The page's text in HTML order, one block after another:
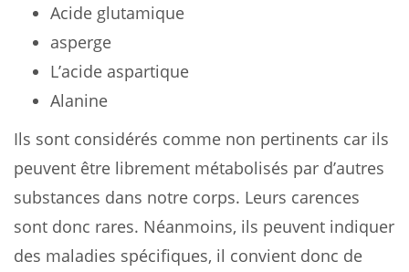
Acide glutamique
asperge
L’acide aspartique
Alanine
Ils sont considérés comme non pertinents car ils
peuvent être librement métabolisés par d’autres
substances dans notre corps. Leurs carences
sont donc rares. Néanmoins, ils peuvent indiquer
des maladies spécifiques, il convient donc de